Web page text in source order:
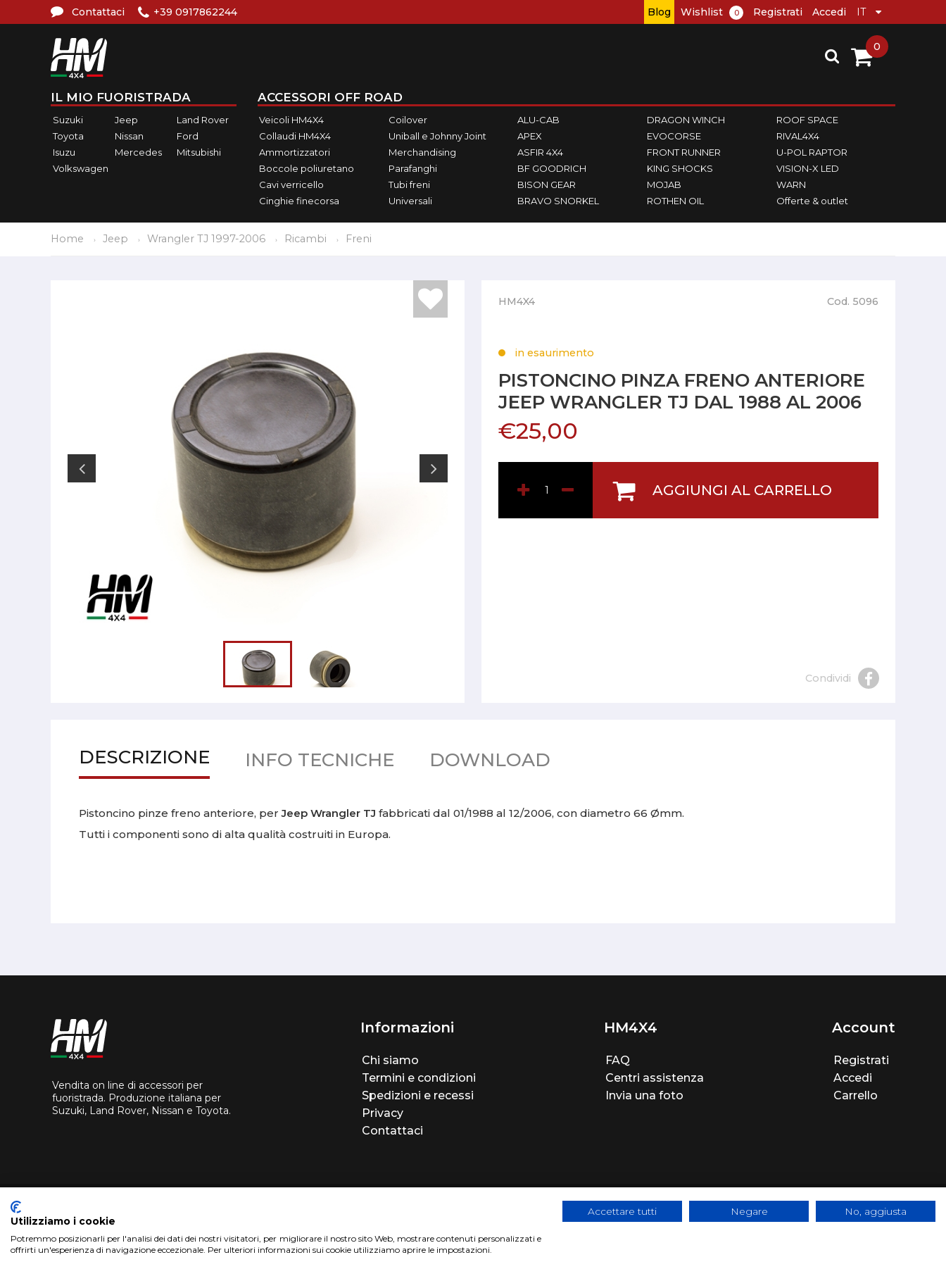
Contattaci +39 0917862244 Blog Wishlist 0 Registrati Accedi
IL MIO FUORISTRADA
Suzuki Jeep
Land Rover
Toyota
Nissan
Ford
Isuzu
Mercedes
Mitsubishi
Volkswagen
ACCESSORI OFF ROAD
Veicoli HM4X4
Collaudi HM4X4
Ammortizzatori
Boccole poliuretano
Cavi verricello
Cinghie finecorsa
Coilover
Uniball e Johnny Joint
Merchandising
Parafanghi
Tubi freni
Universali
ALU-CAB
APEX
ASFIR 4X4
BF GOODRICH
BISON GEAR
BRAVO SNORKEL
DRAGON WINCH
EVOCORSE
FRONT RUNNER
KING SHOCKS
MOJAB
ROTHEN OIL
ROOF SPACE
RIVAL4X4
U-POL RAPTOR
VISION-X LED
WARN
Offerte & outlet
0
Home Jeep Wrangler TJ 1997-2006 Ricambi Freni
HM4X4 Cod. 5096
in esaurimento
PISTONCINO PINZA FRENO ANTERIORE
JEEP WRANGLER TJ DAL 1988 AL 2006
€25,00
AGGIUNGI AL CARRELLO
Condividi
DESCRIZIONE INFO TECNICHE DOWNLOAD
Pistoncino pinze freno anteriore, per Jeep Wrangler TJ fabbricati dal 01/1988 al 12/2006, con diametro 66 Ømm.
Tutti i componenti sono di alta qualità costruiti in Europa.
Vendita on line di accessori per
fuoristrada. Produzione italiana per
Suzuki, Land Rover, Nissan e Toyota.
Informazioni
Chi siamo
Termini e condizioni
Spedizioni e recessi
Privacy
Contattaci
HM4X4
FAQ
Centri assistenza
Invia una foto
Account
Registrati
Accedi
Carrello
Copyright 2018 HM4X4 FACTO S.R.L. Privacy Cookies Policy |
Utilizziamo i cookie
Potremmo posizionarli per l'analisi dei dati dei nostri visitatori, per migliorare il nostro sito Web, mostrare contenuti personalizzati e
offrirti un'esperienza di navigazione eccezionale. Per ulteriori informazioni sui cookie utilizziamo aprire le impostazioni.
Accettare tutti Negare No, aggiusta